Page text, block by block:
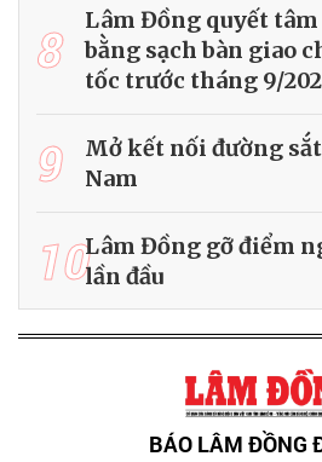
8
Lâm Đồng quyết
bằng sạch bàn giao
tốc trước tháng 9/
9
Mở kết nối đường sắt
Nam
10Lâm Đồng gỡ điểm
lần đầu
BÁO LÂM ĐỒNG